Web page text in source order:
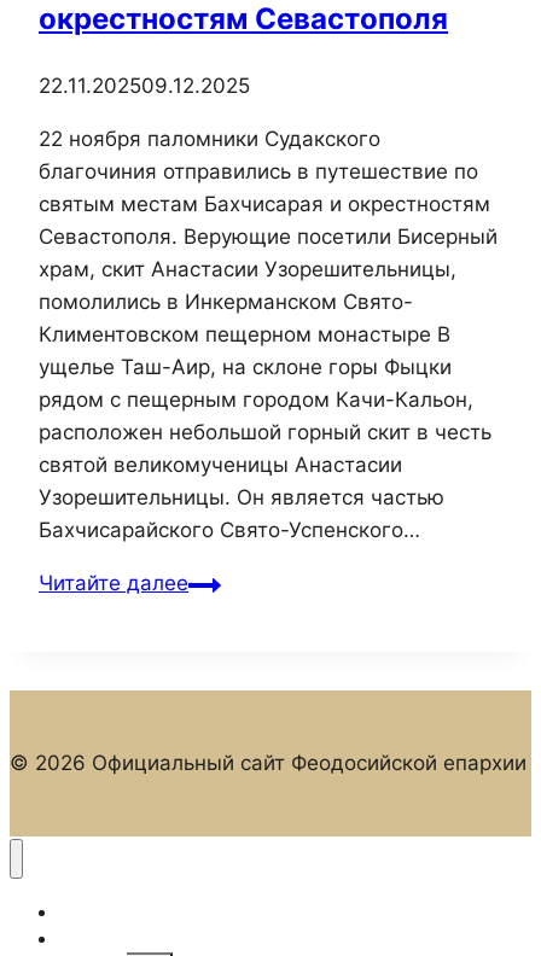
окрестностям Севастополя
22.11.202509.12.2025
22 ноября паломники Судакского
благочиния отправились в путешествие по
святым местам Бахчисарая и окрестностям
Севастополя. Верующие посетили Бисерный
храм, скит Анастасии Узорешительницы,
помолились в Инкерманском Свято-
Климентовском пещерном монастыре В
ущелье Таш-Аир, на склоне горы Фыцки
рядом с пещерным городом Качи-Кальон,
расположен небольшой горный скит в честь
святой великомученицы Анастасии
Узорешительницы. Он является частью
Бахчисарайского Свято-Успенского…
Читайте далееПаломники
по
местам
© 2026 Официальный сайт Феодосийской епархии